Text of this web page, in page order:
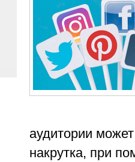
аудитории
накрутка, при